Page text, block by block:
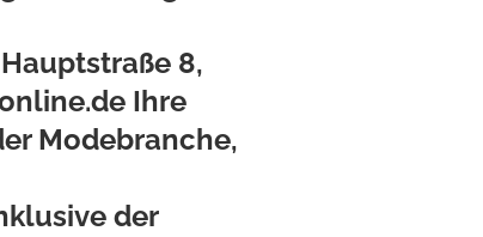
8,
Ihre
Modebranche,
der